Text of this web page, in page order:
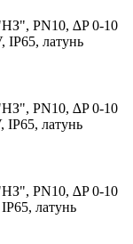
PN10, ∆P 0-10
латунь
PN10, ∆P 0-10
латунь
PN10, ∆P 0-10
латунь